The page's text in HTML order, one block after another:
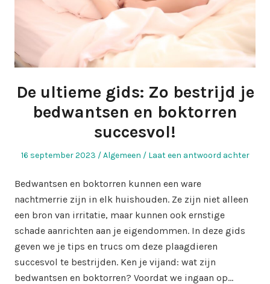
De ultieme gids: Zo bestrijd je
bedwantsen en boktorren
succesvol!
Geplaatst
16 september 2023
Geplaatst
Algemeen Laat een antwoord achter
Bedwantsen en boktorren kunnen een ware
nachtmerrie zijn in elk huishouden. Ze zijn niet alleen
een bron van irritatie, maar kunnen ook ernstige
schade aanrichten aan je eigendommen. In deze gids
geven we je tips en trucs om deze plaagdieren
succesvol te bestrijden. Ken je vijand: wat zijn
bedwantsen en boktorren? Voordat we ingaan op…